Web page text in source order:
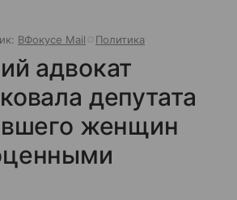
ВФокусе Mail Политика
адвокат
депутата
женщин